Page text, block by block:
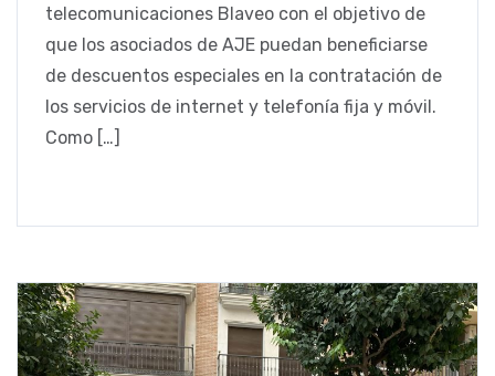
telecomunicaciones Blaveo con el objetivo de
que los asociados de AJE puedan beneficiarse
de descuentos especiales en la contratación de
los servicios de internet y telefonía fija y móvil.
Como […]